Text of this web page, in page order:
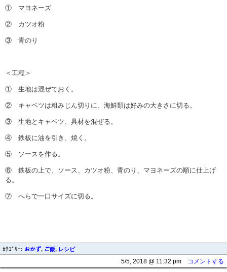
① マヨネーズ
② カツオ粉
③ 青のり
＜工程＞
① 生地は混ぜておく。
② キャベツは粗みじん切りに、海鮮類は好みの大きさに切る。
③ 生地とキャベツ、具材を混ぜる。
④ 鉄板に油を引き、焼く。
⑤ ソースを作る。
⑥ 鉄板の上で、ソース、カツオ粉、青のり、マヨネーズの順に仕上げ
る。
⑦ へらで一口サイズに切る。
ｶﾃｺﾞﾘｰ: おかず, ご飯, レシピ
5/5, 2018 @ 11:32 pm コメントする